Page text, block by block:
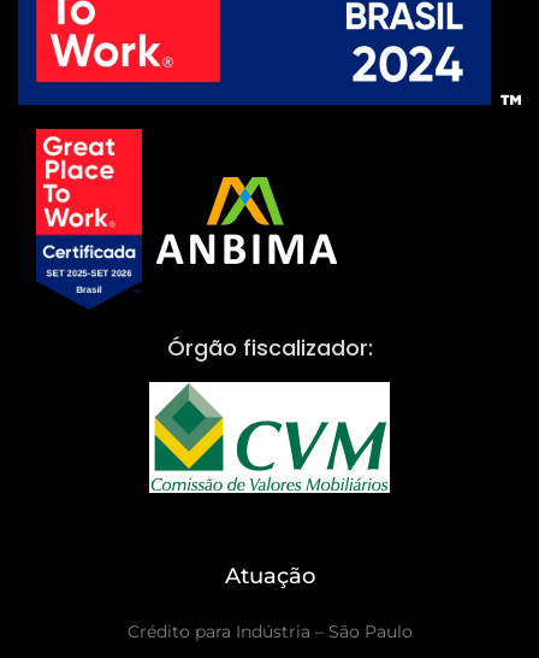
Órgão fiscalizador:
Atuação
Crédito para Indústria – São Paulo